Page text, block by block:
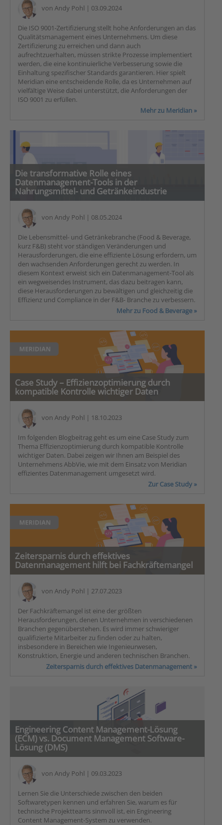
von Andy Pohl | 03.09.2024
Die ISO 9001-Zertifizierung stellt hohe Anforderungen an das
Qualitätsmanagement eines Unternehmens. Um diese
Zertifizierung zu erreichen und dann auch
aufrechtzuerhalten, müssen strikte Prozesse implementiert
werden, die eine kontinuierliche Verbesserung sowie die
Einhaltung spezifischer Standards garantieren. Hier spielt
Meridian eine entscheidende Rolle, da es Unternehmen auf
vielfältige Weise dabei unterstützt, die Anforderungen der
ISO 9001 zu erfüllen.
Mehr zu Meridian »
Die transformative Rolle eines
Datenmanagement-Tools in der
Nahrungsmittel- und Getränkeindustrie
von Andy Pohl | 08.05.2024
Die Lebensmittel- und Getränkebranche (Food & Beverage,
kurz F&B) steht vor ständigen Veränderungen und
Herausforderungen, die eine effiziente Lösung erfordern, um
den wachsenden Anforderungen gerecht zu werden. In
diesem Kontext erweist sich ein Datenmanagement-Tool als
ein wegweisendes Instrument, das dazu beitragen kann,
diese Herausforderungen zu bewältigen und gleichzeitig die
Effizienz und Compliance in der F&B- Branche zu verbessern.
Mehr zu Food & Beverage »
Case Study – Effizienzoptimierung durch
kompatible Kontrolle wichtiger Daten
von Andy Pohl | 18.10.2023
Im folgenden Blogbeitrag geht es um eine Case Study zum
Thema Effizienzoptimierung durch kompatible Kontrolle
wichtiger Daten. Dabei zeigen wir Ihnen am Beispiel des
Unternehmens AbbVie, wie mit dem Einsatz von Meridian
effizientes Datenmanagement umgesetzt wird.
Zur Case Study »
Zeitersparnis durch effektives
Datenmanagement hilft bei Fachkräftemangel
von Andy Pohl | 27.07.2023
Der Fachkräftemangel ist eine der größten
Herausforderungen, denen Unternehmen in verschiedenen
Branchen gegenüberstehen. Es wird immer schwieriger
qualifizierte Mitarbeiter zu finden oder zu halten,
insbesondere in Bereichen wie Ingenieurwesen,
Konstruktion, Energie und anderen technischen Branchen.
Zeitersparnis durch effektives Datenmanagement »
Engineering Content Management-Lösung
(ECM) vs. Document Management Software-
Lösung (DMS)
von Andy Pohl | 09.03.2023
Lernen Sie die Unterschiede zwischen den beiden
Softwaretypen kennen und erfahren Sie, warum es für
technische Projektteams sinnvoll ist, ein Engineering
Content Management-System zu verwenden.